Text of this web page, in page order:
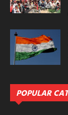
POPULAR